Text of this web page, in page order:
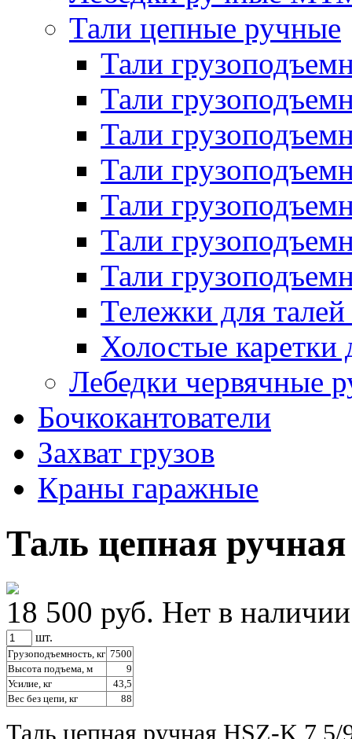
Тали цепные ручные
Тали
Тали
Тали
Тали
Тали
Тали
Тали
Тележки для
Холостые каретки
Лебедки червячные
Бочкокантователи
Захват грузов
Краны гаражные
Таль цепная
18 500 руб. Нет в наличии
шт.
Грузоподъемность, кг 7500
Высота подъема, м
9
Усилие, кг
43,5
Вес без цепи, кг
88
Таль цепная ручная HSZ-K 7,5/